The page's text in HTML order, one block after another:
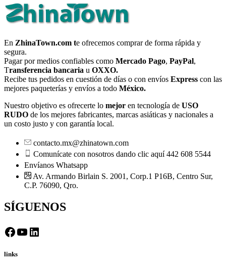
En ZhinaTown.com te ofrecemos comprar de forma rápida y
segura.
Pagar por medios confiables como Mercado Pago, PayPal,
Transferencia bancaria u OXXO.
Recibe tus pedidos en cuestión de días o con envíos Express con las
mejores paqueterías y envíos a todo México.
Nuestro objetivo es ofrecerte lo mejor en tecnología de USO
RUDO de los mejores fabricantes, marcas asiáticas y nacionales a
un costo justo y con garantía local.
contacto.mx@zhinatown.com
Comunícate con nosotros dando clic aquí 442 608 5544
Envíanos Whatsapp
Av. Armando Birlain S. 2001, Corp.1 P16B, Centro Sur,
C.P. 76090, Qro.
SÍGUENOS
Facebook
YouTube
LinkedIn
links